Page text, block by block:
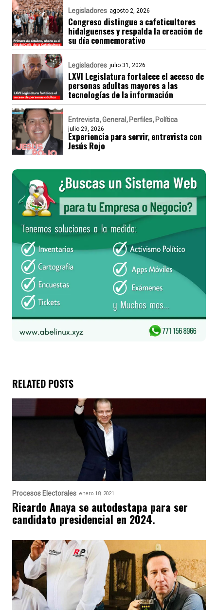
Legisladores agosto 2, 2026
Congreso distingue a cafeticultores
hidalguenses y respalda la creación de
su día conmemorativo
Legisladores julio 31, 2026
LXVI Legislatura fortalece el acceso de
personas adultas mayores a las
tecnologías de la información
Entrevista General Perfiles Política
julio 29, 2026
Experiencia para servir, entrevista con
Jesús Rojo
RELATED POSTS
Procesos Electorales enero 18, 2021
Ricardo Anaya se autodestapa para ser
candidato presidencial en 2024.